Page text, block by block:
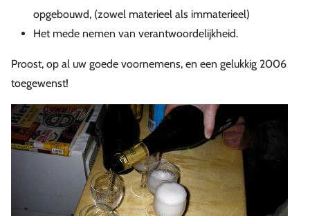
opgebouwd, (zowel materieel als immaterieel)
Het mede nemen van verantwoordelijkheid.
Proost, op al uw goede voornemens, en een gelukkig 2006
toegewenst!